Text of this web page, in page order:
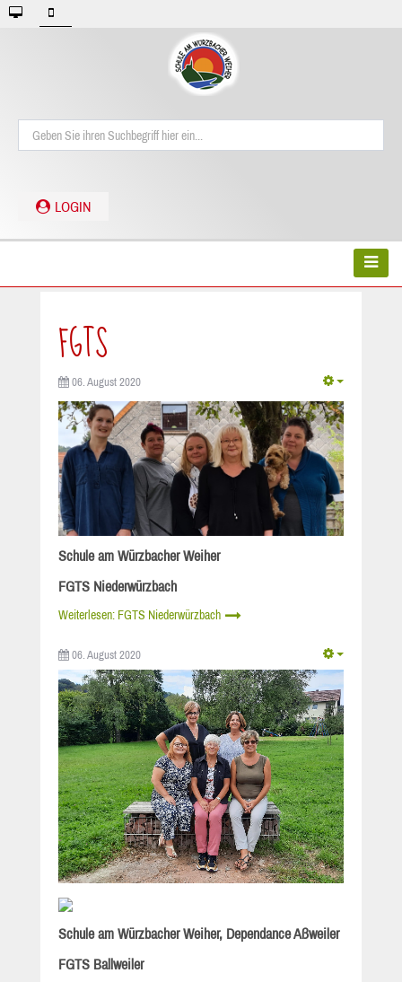
LOGIN
FGTS
06. August 2020
Schule am Würzbacher Weiher
FGTS Niederwürzbach
Weiterlesen: FGTS Niederwürzbach
06. August 2020
Schule am Würzbacher Weiher, Dependance Aßweiler
FGTS Ballweiler